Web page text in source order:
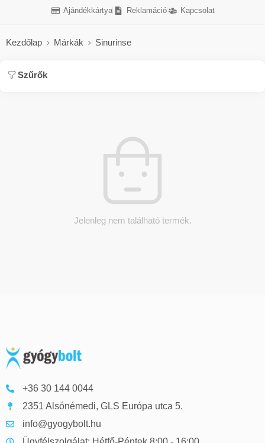
Ajándékkártya Reklamáció Kapcsolat
Kezdőlap Márkák Sinurinse
Szűrők
Jelenleg nem található termék.
+36 30 144 0044
2351 Alsónémedi, GLS Európa utca 5.
info@gyogybolt.hu